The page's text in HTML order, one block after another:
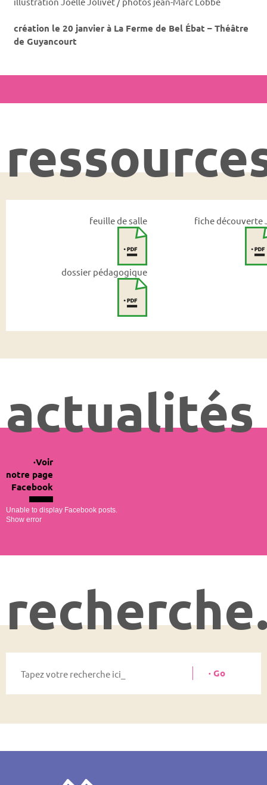
création le 20 janvier à La Ferme de Bel Ébat – Théâtre
de Guyancourt
feuille de salle fiche découverte
dossier pédagogique
actualités
Voir
notre page
Facebook
Unable to display Facebook posts.
Show error